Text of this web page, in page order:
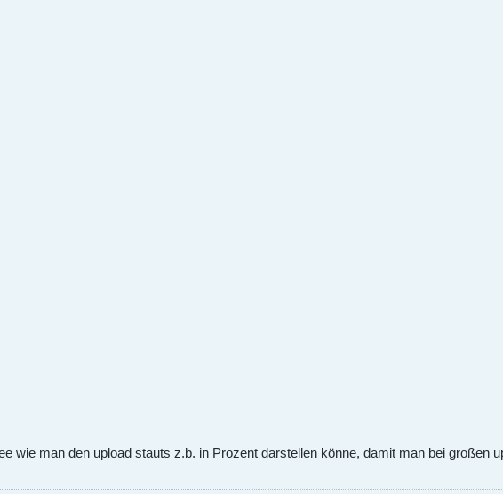
wie man den upload stauts z.b. in Prozent darstellen könne, damit man bei großen